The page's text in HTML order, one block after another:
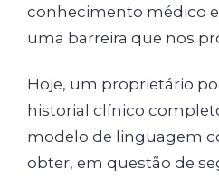
conhecimento médico
uma barreira que nos
Hoje, um proprietário
historial clínico
modelo de linguagem
obter, em questão de